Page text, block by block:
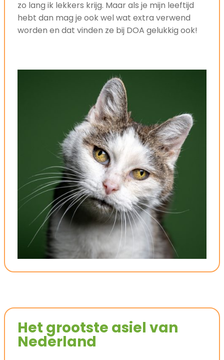
zo lang ik lekkers krijg. Maar als je mijn leeftijd
hebt dan mag je ook wel wat extra verwend
worden en dat vinden ze bij DOA gelukkig ook!
Het grootste asiel van
Nederland